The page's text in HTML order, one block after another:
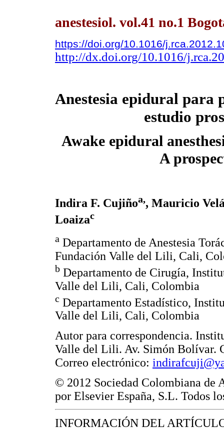
anestesiol. vol.41 no.1
https://doi.org/10.1016/
http://dx.doi.org/10.1016/
Anestesia epidural para
estudio
Awake epidural
A
Indira F. Cujiñoa,, Mauricio
Loaizac
a Departamento de Anestesia
Fundación Valle del Lili, Cali,
b Departamento de Cirugía,
Valle del Lili, Cali, Colombia
c Departamento Estadístico,
Valle del Lili, Cali, Colombia
Autor para correspondencia.
Valle del Lili. Av. Simón Bolívar.
Correo electrónico:
© 2012 Sociedad Colombiana de
por Elsevier España, S.L. Todos
INFORMACIÓN DEL